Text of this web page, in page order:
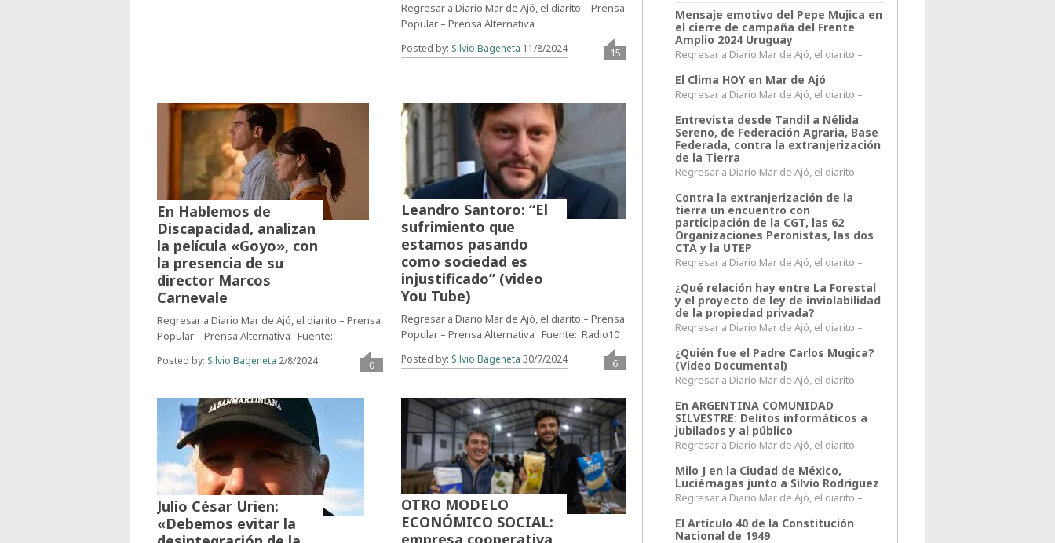
Regresar a Diario Mar de Ajó, el diarito – Prensa
Popular – Prensa Alternativa
Posted by: Silvio Bageneta 11/8/2024 15
En Hablemos de
Discapacidad, analizan
la película «Goyo», con
la presencia de su
director Marcos
Carnevale
Regresar a Diario Mar de Ajó, el diarito – Prensa
Popular – Prensa Alternativa Fuente:
Posted by: Silvio Bageneta 2/8/2024 0
Leandro Santoro: “El
sufrimiento que
estamos pasando
como sociedad es
injustificado” (video
You Tube)
Regresar a Diario Mar de Ajó, el diarito – Prensa
Popular – Prensa Alternativa Fuente: Radio10
Posted by: Silvio Bageneta 30/7/2024 6
Julio César Urien:
«Debemos evitar la
OTRO MODELO
ECONÓMICO SOCIAL:
Mensaje emotivo del Pepe Mujica en
el cierre de campaña del Frente
Amplio 2024 Uruguay
Regresar a Diario Mar de Ajó, el diarito –
El Clima HOY en Mar de Ajó
Regresar a Diario Mar de Ajó, el diarito –
Entrevista desde Tandil a Nélida
Sereno, de Federación Agraria, Base
Federada, contra la extranjerización
de la Tierra
Regresar a Diario Mar de Ajó, el diarito –
Contra la extranjerización de la
tierra un encuentro con
participación de la CGT, las 62
Organizaciones Peronistas, las dos
CTA y la UTEP
Regresar a Diario Mar de Ajó, el diarito –
¿Qué relación hay entre La Forestal
y el proyecto de ley de inviolabilidad
de la propiedad privada?
Regresar a Diario Mar de Ajó, el diarito –
¿Quién fue el Padre Carlos Mugica?
(Video Documental)
Regresar a Diario Mar de Ajó, el diarito –
En ARGENTINA COMUNIDAD
SILVESTRE: Delitos informáticos a
jubilados y al público
Regresar a Diario Mar de Ajó, el diarito –
Milo J en la Ciudad de México,
Luciérnagas junto a Silvio Rodriguez
Regresar a Diario Mar de Ajó, el diarito –
El Artículo 40 de la Constitución
Nacional de 1949